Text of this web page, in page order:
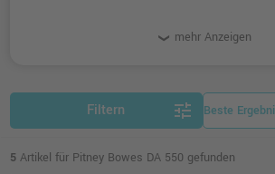
mehr Anzeigen
Filtern tune
5 Artikel für Pitney Bowes DA 550 gefunden